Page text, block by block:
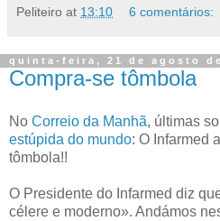
Peliteiro at 13:10 6 comentários:
quinta-feira, 21 de agosto
Compra-se tômbola
No Correio da Manhã, últimas
estúpida do mundo: O Infarmed
tômbola!!
O Presidente do Infarmed diz
célere e moderno». Andámos